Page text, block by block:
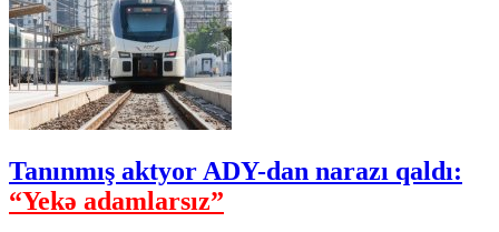
Tanınmış aktyor ADY-dan narazı qaldı:
“Yekə adamlarsız”